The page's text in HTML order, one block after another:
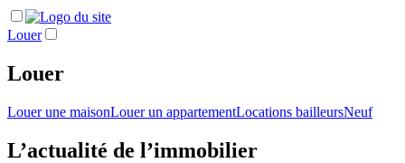
Louer
Louer
Louer une maisonLouer un appartementLocations bailleursNeuf
L’actualité de l’immobilier